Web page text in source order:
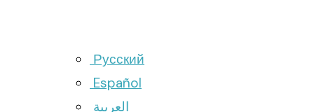
Русский
Español
العربية